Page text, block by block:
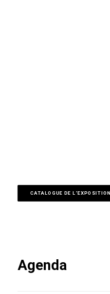
CATALOGUE DE L'EXPOSITION
Agenda